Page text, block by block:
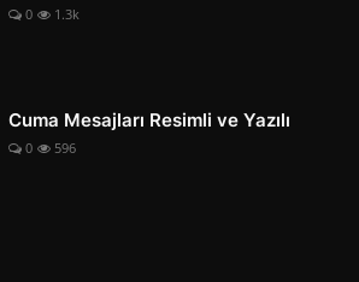
0 1.3k
Cuma Mesajları Resimli ve Yazılı
0 596